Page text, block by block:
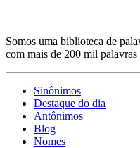
Somos uma biblioteca de
com mais de 200 mil palavras
Sinônimos
Destaque do dia
Antônimos
Blog
Nomes